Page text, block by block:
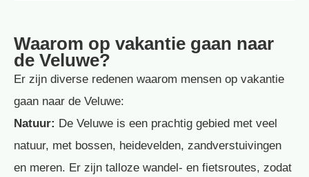
Waarom op vakantie gaan naar
de Veluwe?
Er zijn diverse redenen waarom mensen op vakantie
gaan naar de Veluwe:
Natuur: De Veluwe is een prachtig gebied met veel
natuur, met bossen, heidevelden, zandverstuivingen
en meren. Er zijn talloze wandel- en fietsroutes, zodat